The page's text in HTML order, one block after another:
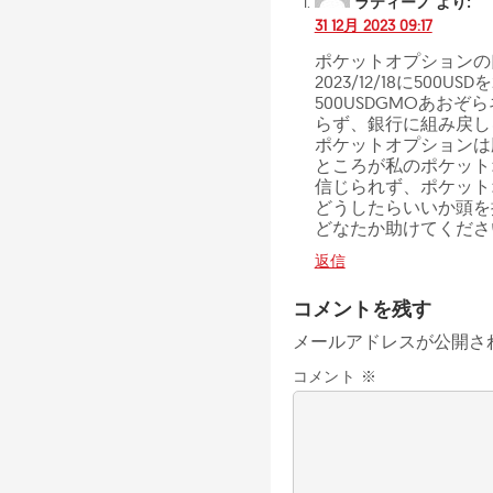
31 12月 2023 09:17
ポケットオプション
2023/12/18に500USD
500USDGMOあおぞ
らず、銀行に組み戻
ポケットオプション
ところが私のポケッ
信じられず、ポケッ
どうしたらいいか頭
どなたか助けてくだ
返信
コメントを残す
メールアドレスが公開
コメント ※